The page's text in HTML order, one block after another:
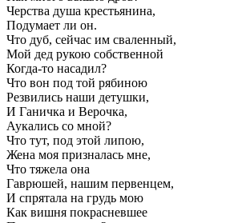
Черства душа крестьянина,
Подумает ли он.
Что дуб, сейчас им сваленный,
Мой дед рукою собственной
Когда-то насадил?
Что вон под той рябиною
Резвились наши детушки,
И Ганичка и Верочка,
Аукались со мной?
Что тут, под этой липою,
Жена моя призналась мне,
Что тяжела она
Гаврюшей, нашим первенцем,
И спрятала на грудь мою
Как вишня покрасневшее